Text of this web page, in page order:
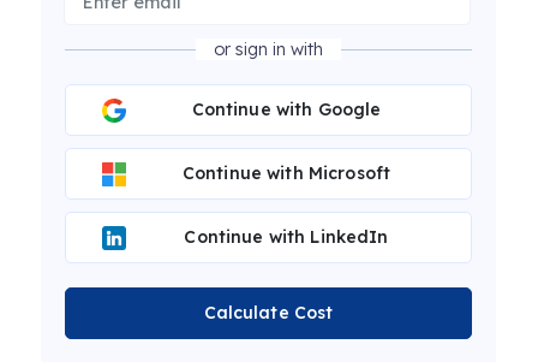
or sign in with
Continue with Google
Continue with Microsoft
Continue with LinkedIn
Calculate Cost